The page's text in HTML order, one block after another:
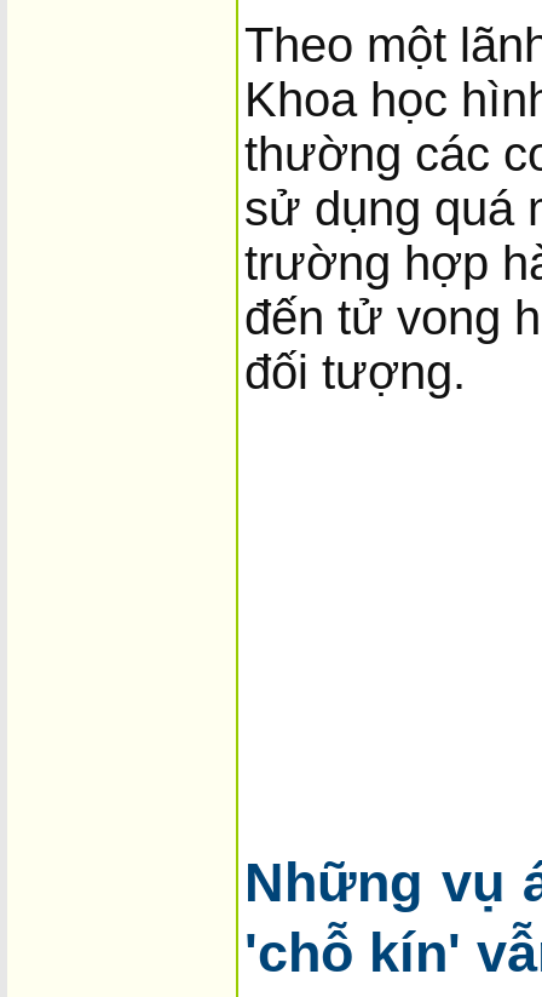
Theo một
Khoa học
thường các
sử dụng quá
trường hợp
đến tử vong
đối tượng.
Những vụ
'chỗ kín'